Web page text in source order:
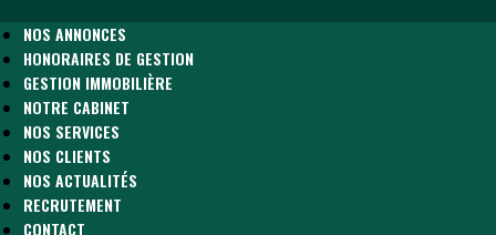
NOS ANNONCES
HONORAIRES DE GESTION
GESTION IMMOBILIÈRE
NOTRE CABINET
NOS SERVICES
NOS CLIENTS
NOS ACTUALITÉS
RECRUTEMENT
CONTACT